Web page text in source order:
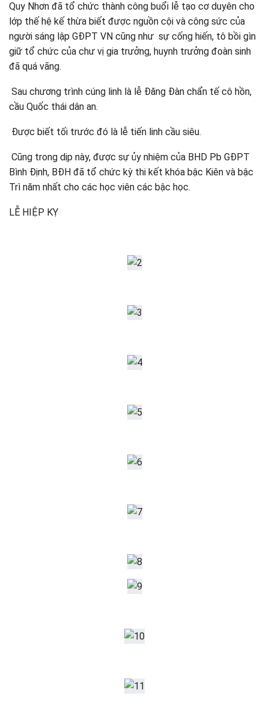
Quy Nhơn đã tổ chức thành công buổi lễ tạo cơ duyên cho
lớp thế hệ kế thừa biết được nguồn cội và công sức của
người sáng lập GĐPT VN cũng như sự cống hiến, tô bồi gìn
giữ tổ chức của chư vị gia trưởng, huynh trưởng đoàn sinh
đã quá vãng.
Sau chương trình cúng linh là lễ Đăng Đàn chẩn tế cô hồn,
cầu Quốc thái dân an.
Được biết tối trước đó là lễ tiến linh cầu siêu.
Cũng trong dịp này, được sự ủy nhiệm của BHD Pb GĐPT
Bình Định, BĐH đã tổ chức kỳ thi kết khóa bậc Kiên và bậc
Trì năm nhất cho các học viên các bậc học.
LỄ HIỆP KỴ